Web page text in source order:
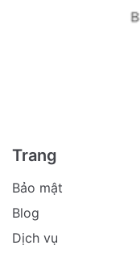
Trang
Bảo mật
Blog
Dịch vụ